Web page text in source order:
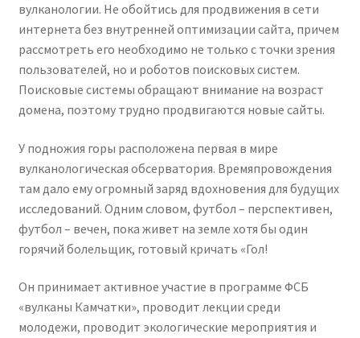
вулканологии. Не обойтись для продвижения в сети
интернета без внутренней оптимизации сайта, причем
рассмотреть его необходимо не только с точки зрения
пользователей, но и роботов поисковых систем.
Поисковые системы обращают внимание на возраст
домена, поэтому трудно продвигаются новые сайты.
У подножия горы расположена первая в мире
вулканологическая обсерватория. Времяпровождения
там дало ему огромный заряд вдохновения для будущих
исследований. Одним словом, футбол – перспективен,
футбол – вечен, пока живет на земле хотя бы один
горячий болельщик, готовый кричать «Гол!
Он принимает активное участие в программе ФСБ
«вулканы Камчатки», проводит лекции среди
молодежи, проводит экологические мероприятия и